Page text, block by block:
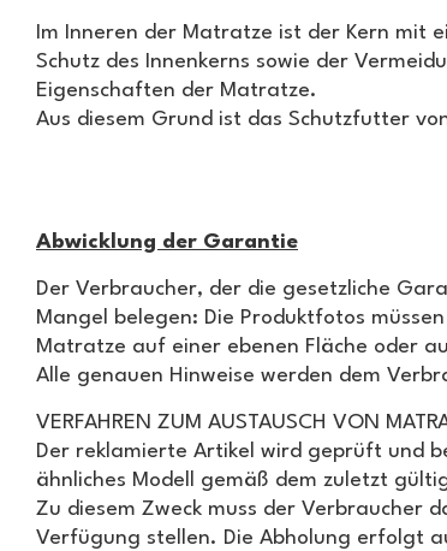
Im Inneren der Matratze ist der Kern mit
Schutz des Innenkerns sowie der
Eigenschaften der Matratze.
Aus diesem Grund ist das Schutzfutter
Abwicklung der Garantie
Der Verbraucher, der die gesetzliche
Mangel belegen: Die Produktfotos
Matratze auf einer ebenen Fläche oder
Alle genauen Hinweise werden dem
VERFAHREN ZUM AUSTAUSCH VON
Der reklamierte Artikel wird geprüft und
ähnliches Modell gemäß dem zuletzt
Zu diesem Zweck muss der Verbraucher
Verfügung stellen. Die Abholung erfolgt